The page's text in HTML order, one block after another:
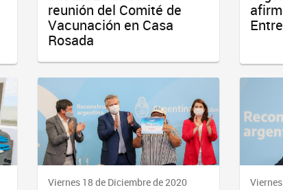
reunión del Comité de
Vacunación en Casa
Rosada
Viernes 18 de Diciembre de 2020